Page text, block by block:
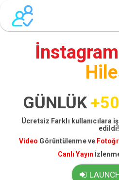
İnstagram
GÜNLÜK
Ücretsiz Farklı kullanıcılara
edildi!
Video Görüntülenme ve
Canlı Yayın